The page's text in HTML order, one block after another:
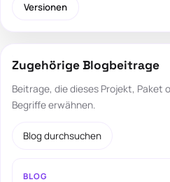
Versionen
Zugehörige Blogbeitrage
Beitrage, die dieses Projekt, Paket
Begriffe erwähnen.
Blog durchsuchen
BLOG